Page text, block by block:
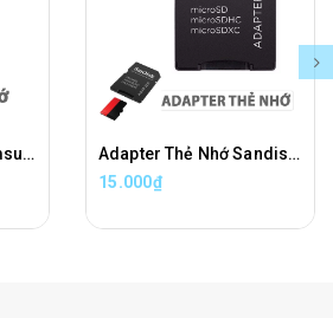
Adapter Thẻ Nhớ Samsung Chuyển Đổi Thẻ Nhớ Micro SD Sang Thẻ Nhớ SD Chính Hãng
Adapter Thẻ Nhớ Sandisk Chuyển Đổi Thẻ Nhớ Micro SD Sang Thẻ Nhớ SD Chính Hãng
15.000₫